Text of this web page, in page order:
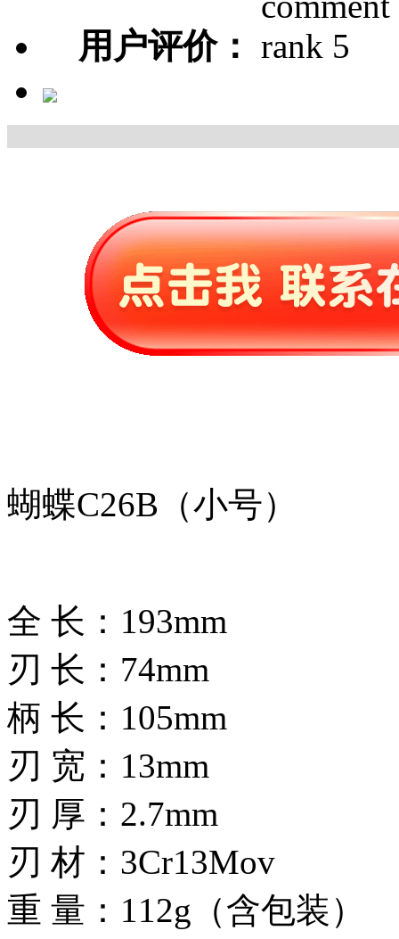
用户评价：
蝴蝶C26B（小号）
全 长：193mm
刃 长：74mm
柄 长：105mm
刃 宽：13mm
刃 厚：2.7mm
刃 材：3Cr13Mov
重 量：112g（含包装）